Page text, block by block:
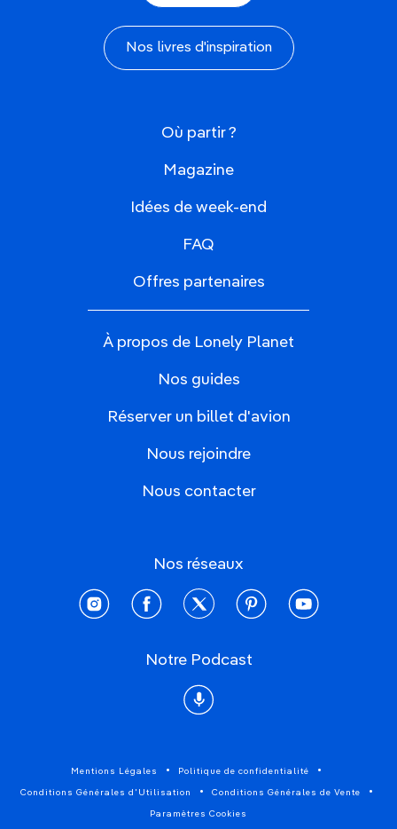
Nos livres d'inspiration
Où partir ?
Magazine
Idées de week-end
FAQ
Offres partenaires
À propos de Lonely Planet
Nos guides
Réserver un billet d'avion
Nous rejoindre
Nous contacter
Nos réseaux
instagramfacebooktwitter pinterestyoutube
Notre Podcast
Podcast
Mentions Légales Politique de confidentialité
Conditions Générales d'Utilisation Conditions Générales de Vente
Paramètres Cookies